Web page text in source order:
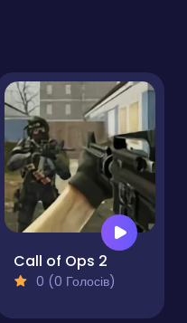
Call of Ops 2
0 (0 Голосів)